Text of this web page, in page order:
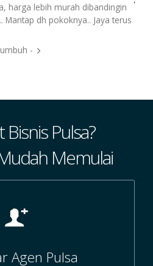
harga lebih murah dibandingin
Mantap dh pokoknya.. Jaya terus
-
Pulsa?
Memulai
Agen Pulsa